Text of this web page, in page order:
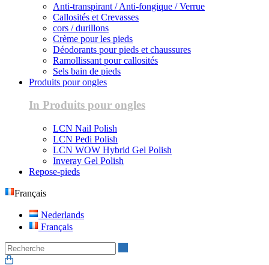
Anti-transpirant / Anti-fongique / Verrue
Callosités et Crevasses
cors / durillons
Crème pour les pieds
Déodorants pour pieds et chaussures
Ramollissant pour callosités
Sels bain de pieds
Produits pour ongles
In Produits pour ongles
LCN Nail Polish
LCN Pedi Polish
LCN WOW Hybrid Gel Polish
Inveray Gel Polish
Repose-pieds
Français
Nederlands
Français